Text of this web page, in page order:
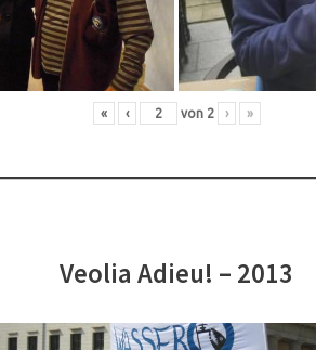
« ‹ von 2 › »
Veolia Adieu! – 2013